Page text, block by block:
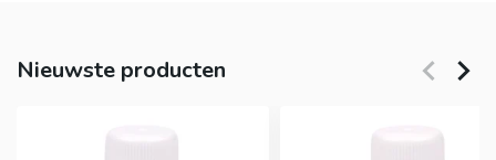
Nieuwste producten